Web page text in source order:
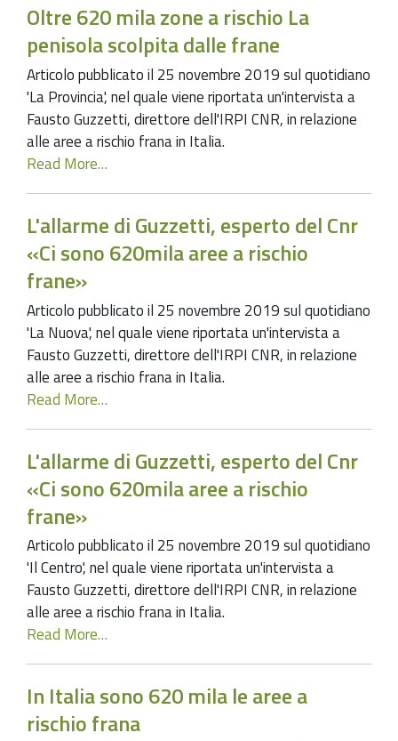
Oltre 620 mila zone a rischio La
penisola scolpita dalle frane
Articolo pubblicato il 25 novembre 2019 sul quotidiano
'La Provincia', nel quale viene riportata un'intervista a
Fausto Guzzetti, direttore dell'IRPI CNR, in relazione
alle aree a rischio frana in Italia.
Read More…
L'allarme di Guzzetti, esperto del Cnr
«Ci sono 620mila aree a rischio
frane»
Articolo pubblicato il 25 novembre 2019 sul quotidiano
'La Nuova', nel quale viene riportata un'intervista a
Fausto Guzzetti, direttore dell'IRPI CNR, in relazione
alle aree a rischio frana in Italia.
Read More…
L'allarme di Guzzetti, esperto del Cnr
«Ci sono 620mila aree a rischio
frane»
Articolo pubblicato il 25 novembre 2019 sul quotidiano
'Il Centro', nel quale viene riportata un'intervista a
Fausto Guzzetti, direttore dell'IRPI CNR, in relazione
alle aree a rischio frana in Italia.
Read More…
In Italia sono 620 mila le aree a
rischio frana